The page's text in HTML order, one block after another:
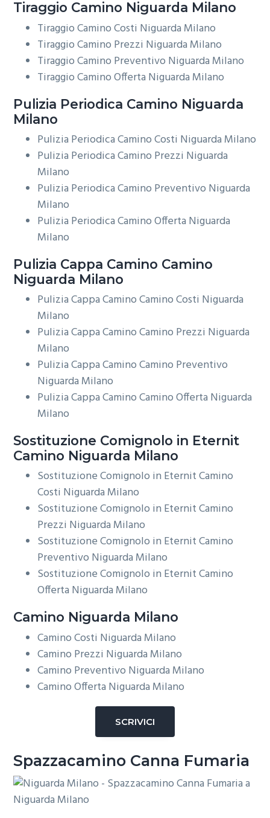
Tiraggio Camino Niguarda Milano
Tiraggio Camino Costi Niguarda Milano
Tiraggio Camino Prezzi Niguarda Milano
Tiraggio Camino Preventivo Niguarda Milano
Tiraggio Camino Offerta Niguarda Milano
Pulizia Periodica Camino Niguarda
Milano
Pulizia Periodica Camino Costi Niguarda Milano
Pulizia Periodica Camino Prezzi Niguarda
Milano
Pulizia Periodica Camino Preventivo Niguarda
Milano
Pulizia Periodica Camino Offerta Niguarda
Milano
Pulizia Cappa Camino Camino
Niguarda Milano
Pulizia Cappa Camino Camino Costi Niguarda
Milano
Pulizia Cappa Camino Camino Prezzi Niguarda
Milano
Pulizia Cappa Camino Camino Preventivo
Niguarda Milano
Pulizia Cappa Camino Camino Offerta Niguarda
Milano
Sostituzione Comignolo in Eternit
Camino Niguarda Milano
Sostituzione Comignolo in Eternit Camino
Costi Niguarda Milano
Sostituzione Comignolo in Eternit Camino
Prezzi Niguarda Milano
Sostituzione Comignolo in Eternit Camino
Preventivo Niguarda Milano
Sostituzione Comignolo in Eternit Camino
Offerta Niguarda Milano
Camino Niguarda Milano
Camino Costi Niguarda Milano
Camino Prezzi Niguarda Milano
Camino Preventivo Niguarda Milano
Camino Offerta Niguarda Milano
SCRIVICI
Spazzacamino Canna Fumaria